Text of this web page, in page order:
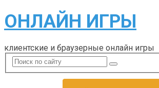
ОНЛАЙН ИГРЫ
клиентские и браузерные онлайн игры